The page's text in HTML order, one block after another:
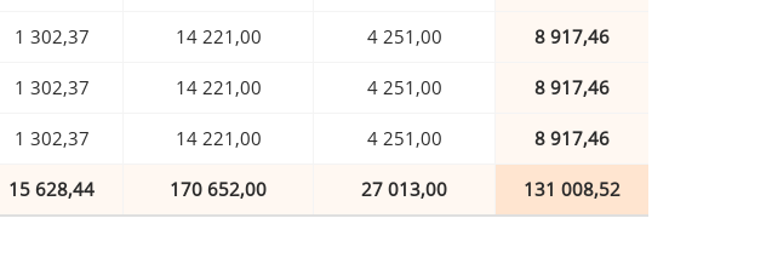
1 302,37 14 221,00 4 251,00 8 917,46
1 302,37 14 221,00 4 251,00 8 917,46
1 302,37 14 221,00 4 251,00 8 917,46
15 628,44 170 652,00 27 013,00 131 008,52